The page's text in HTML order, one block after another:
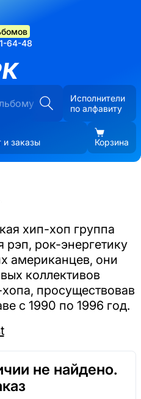
64-48
Исполнители
по алфавиту
и заказы Корзина
хип-хоп группа
рэп, рок-энергетику
американцев, они
коллективов
просуществовав
с 1990 по 1996 год.
не найдено.